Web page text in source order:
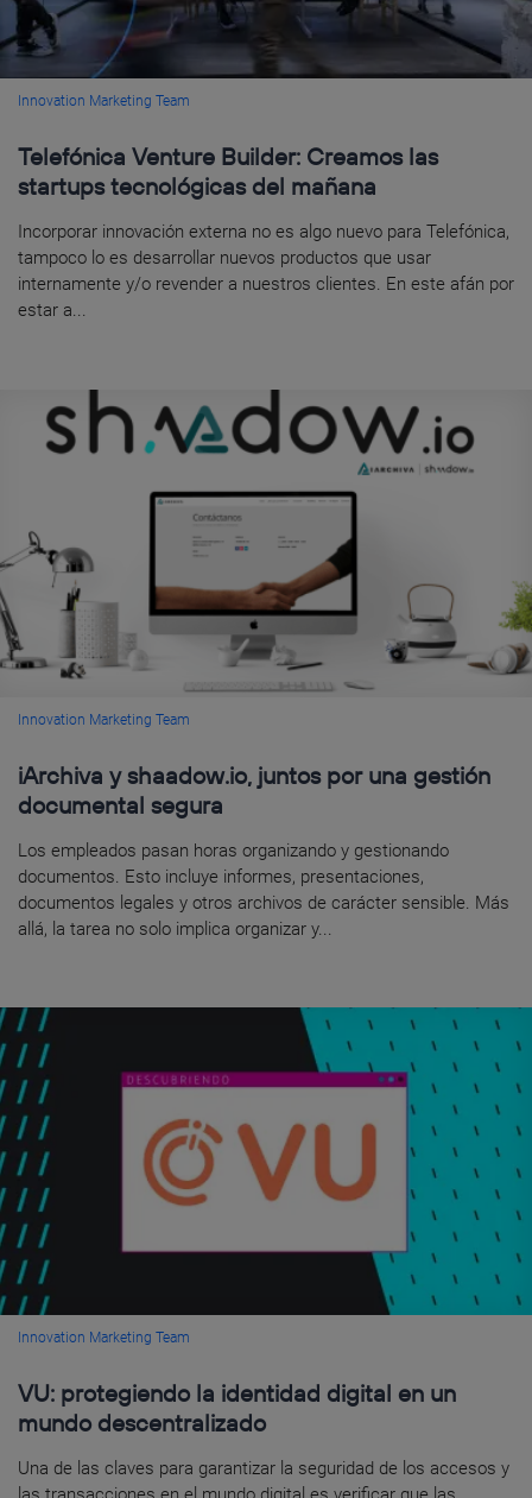
Innovation Marketing Team
Telefónica Venture Builder: Creamos las
startups tecnológicas del mañana
Incorporar innovación externa no es algo nuevo para Telefónica,
tampoco lo es desarrollar nuevos productos que usar
internamente y/o revender a nuestros clientes. En este afán por
estar a...
Innovation Marketing Team
iArchiva y shaadow.io, juntos por una gestión
documental segura
Los empleados pasan horas organizando y gestionando
documentos. Esto incluye informes, presentaciones,
documentos legales y otros archivos de carácter sensible. Más
allá, la tarea no solo implica organizar y...
Innovation Marketing Team
VU: protegiendo la identidad digital en un
mundo descentralizado
Una de las claves para garantizar la seguridad de los accesos y